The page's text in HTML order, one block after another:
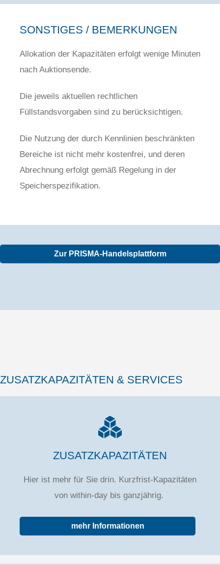
SONSTIGES / BEMERKUNGEN
Allokation der Kapazitäten erfolgt wenige Minuten
nach Auktionsende.
Die jeweils aktuellen rechtlichen
Füllstandsvorgaben sind zu berücksichtigen.
Die Nutzung der durch Kennlinien beschränkten
Bereiche ist nicht mehr kostenfrei, und deren
Abrechnung erfolgt gemäß Regelung in der
Speicherspezifikation.
Zur PRISMA-Handelsplattform
ZUSATZKAPAZITÄTEN & SERVICES
ZUSATZKAPAZITÄTEN
Hier ist mehr für Sie drin. Kurzfrist-Kapazitäten
von within-day bis ganzjährig.
mehr Informationen